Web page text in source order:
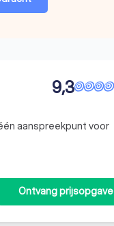
9,3
aanspreekpunt voor
Ontvang prijsopgave